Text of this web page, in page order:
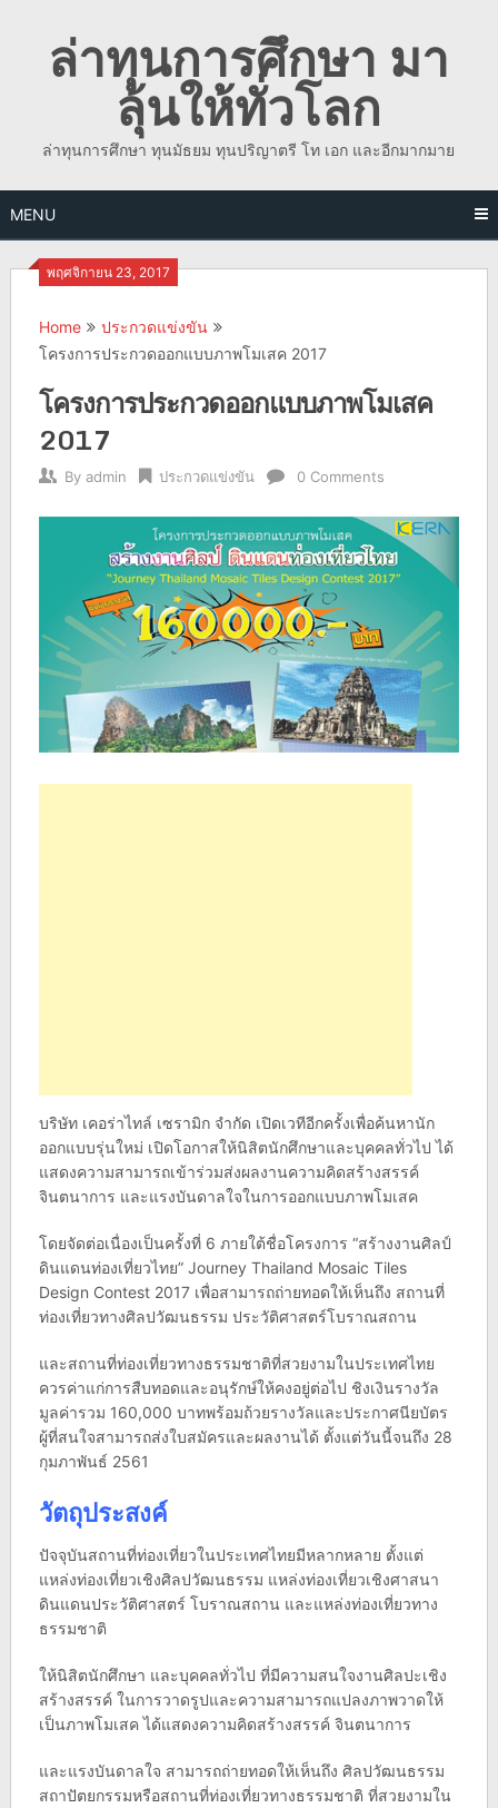
contentล่าทุนการศึกษา มา
ลุ้นให้ทั่วโลก
ล่าทุนการศึกษา ทุนมัธยม ทุนปริญาตรี โท เอก และอีกมากมาย
MENU
พฤศจิกายน 23, 2017
Home
ประกวดแข่งขัน
โครงการประกวดออกแบบภาพโมเสค 2017
โครงการประกวดออกแบบภาพโมเสค
2017
By admin ประกวดแข่งขัน 0 Comments
บริษัท เคอร่าไทล์ เซรามิก จำกัด เปิดเวทีอีกครั้งเพื่อค้นหานัก
ออกแบบรุ่นใหม่ เปิดโอกาสให้นิสิตนักศึกษาและบุคคลทั่วไป ได้
แสดงความสามารถเข้าร่วมส่งผลงานความคิดสร้างสรรค์
จินตนาการ และแรงบันดาลใจในการออกแบบภาพโมเสค
โดยจัดต่อเนื่องเป็นครั้งที่ 6 ภายใต้ชื่อโครงการ “สร้างงานศิลป์
ดินแดนท่องเที่ยวไทย” Journey Thailand Mosaic Tiles
Design Contest 2017 เพื่อสามารถถ่ายทอดให้เห็นถึง สถานที่
ท่องเที่ยวทางศิลปวัฒนธรรม ประวัติศาสตร์โบราณสถาน
และสถานที่ท่องเที่ยวทางธรรมชาติที่สวยงามในประเทศไทย
ควรค่าแก่การสืบทอดและอนุรักษ์ให้คงอยู่ต่อไป ชิงเงินรางวัล
มูลค่ารวม 160,000 บาทพร้อมถ้วยรางวัลและประกาศนียบัตร
ผู้ที่สนใจสามารถส่งใบสมัครและผลงานได้ ตั้งแต่วันนี้จนถึง 28
กุมภาพันธ์ 2561
วัตถุประสงค์
ปัจจุบันสถานที่ท่องเที่ยวในประเทศไทยมีหลากหลาย ตั้งแต่
แหล่งท่องเที่ยวเชิงศิลปวัฒนธรรม แหล่งท่องเที่ยวเชิงศาสนา
ดินแดนประวัติศาสตร์ โบราณสถาน และแหล่งท่องเที่ยวทาง
ธรรมชาติ
ให้นิสิตนักศึกษา และบุคคลทั่วไป ที่มีความสนใจงานศิลปะเชิง
สร้างสรรค์ ในการวาดรูปและความสามารถแปลงภาพวาดให้
เป็นภาพโมเสค ได้แสดงความคิดสร้างสรรค์ จินตนาการ
และแรงบันดาลใจ สามารถถ่ายทอดให้เห็นถึง ศิลปวัฒนธรรม
สถาปัตยกรรมหรือสถานที่ท่องเที่ยวทางธรรมชาติ ที่สวยงามใน